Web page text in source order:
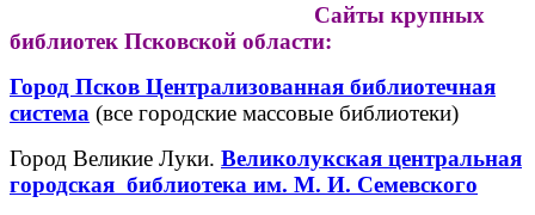
Сайты крупных
библиотек Псковской области:
Город Псков Централизованная библиотечная
система (все городские массовые библиотеки)
Город Великие Луки. Великолукская центральная
городская библиотека им. М. И. Семевского